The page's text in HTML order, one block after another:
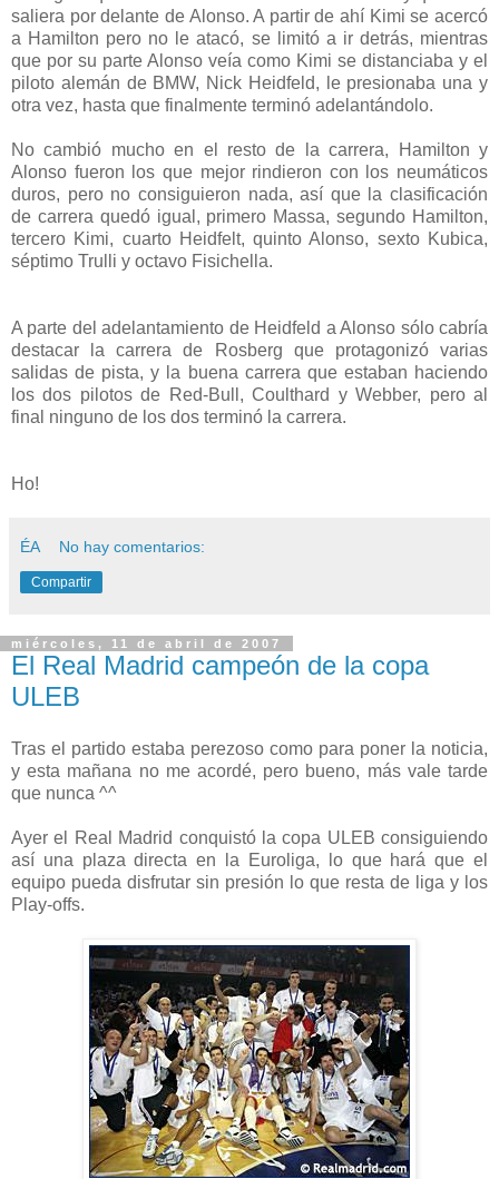
saliera por delante de Alonso. A partir de ahí Kimi se acercó
a Hamilton pero no le atacó, se limitó a ir detrás, mientras
que por su parte Alonso veía como Kimi se distanciaba y el
piloto alemán de BMW, Nick Heidfeld, le presionaba una y
otra vez, hasta que finalmente terminó adelantándolo.
No cambió mucho en el resto de la carrera, Hamilton y
Alonso fueron los que mejor rindieron con los neumáticos
duros, pero no consiguieron nada, así que la clasificación
de carrera quedó igual, primero Massa, segundo Hamilton,
tercero Kimi, cuarto Heidfelt, quinto Alonso, sexto Kubica,
séptimo Trulli y octavo Fisichella.
A parte del adelantamiento de Heidfeld a Alonso sólo cabría
destacar la carrera de Rosberg que protagonizó varias
salidas de pista, y la buena carrera que estaban haciendo
los dos pilotos de Red-Bull, Coulthard y Webber, pero al
final ninguno de los dos terminó la carrera.
Ho!
ÉA No hay comentarios:
Compartir
miércoles, 11 de abril de 2007
El Real Madrid campeón de la copa
ULEB
Tras el partido estaba perezoso como para poner la noticia,
y esta mañana no me acordé, pero bueno, más vale tarde
que nunca ^^
Ayer el Real Madrid conquistó la copa ULEB consiguiendo
así una plaza directa en la Euroliga, lo que hará que el
equipo pueda disfrutar sin presión lo que resta de liga y los
Play-offs.